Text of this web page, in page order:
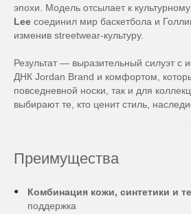
эпохи. Модель отсылает к
Lee соединил мир баскетбола и
изменив streetwear-культуру.
Результат — выразительный силуэт с
ДНК Jordan Brand и комфортом,
повседневной носки, так и для
выбирают те, кто ценит стиль,
Преимущества
Комбинация кожи, синтетики и
поддержка